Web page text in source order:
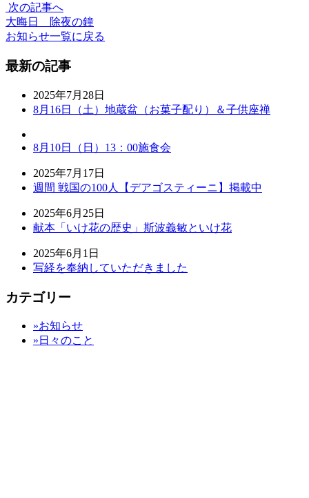
次の記事へ
大晦日 除夜の鐘
お知らせ一覧に戻る
最新の記事
2025年7月28日
8月16日（土）地蔵盆（お菓子配り）＆子供座禅
8月10日（日）13：00施食会
2025年7月17日
週間 戦国の100人【デアゴスティーニ】掲載中
2025年6月25日
献本「いけ花の歴史」斯波義敏といけ花
2025年6月1日
写経を奉納していただきました
カテゴリー
»お知らせ
»日々のこと